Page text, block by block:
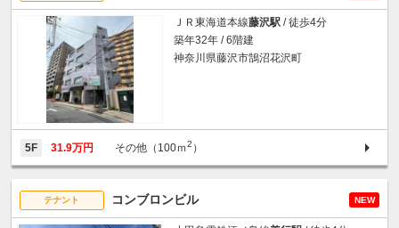
ＪＲ東海道本線藤沢駅 / 徒歩4分
築年32年 / 6階建
神奈川県藤沢市鵠沼花沢町
5F 31.9万円 その他（100ｍ2 ）
テナント コンブロンビル NEW